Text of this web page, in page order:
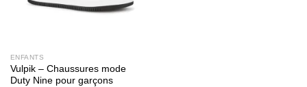
ENFANTS
Vulpik – Chaussures mode
Duty Nine pour garçons